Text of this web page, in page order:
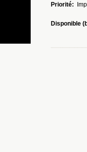
Priorité:
Disponible